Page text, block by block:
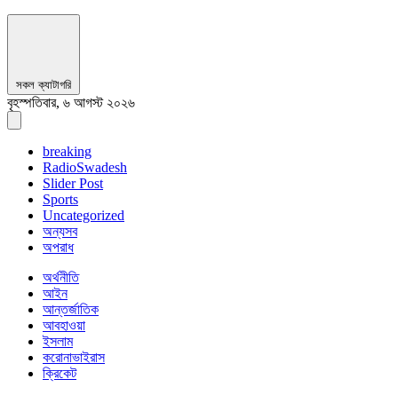
সকল ক্যাটাগরি
বৃহস্পতিবার, ৬ আগস্ট ২০২৬
breaking
RadioSwadesh
Slider Post
Sports
Uncategorized
অন্যসব
অপরাধ
অর্থনীতি
আইন
আন্তর্জাতিক
আবহাওয়া
ইসলাম
করোনাভাইরাস
ক্রিকেট